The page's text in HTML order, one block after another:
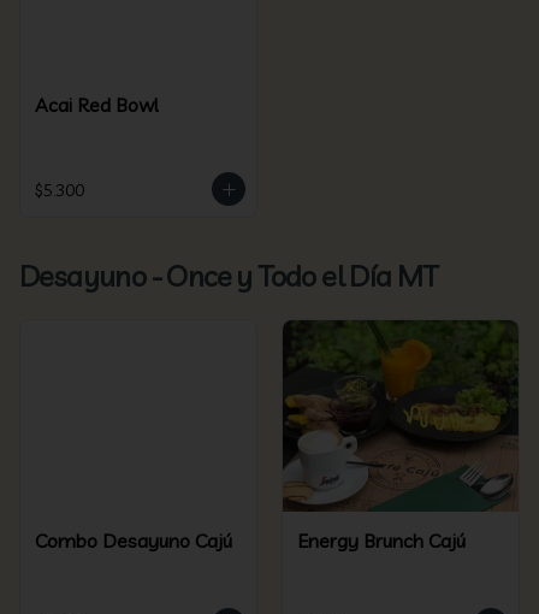
Acai Red Bowl
$5.300
Desayuno - Once y Todo el Día MT
Combo Desayuno Cajú Energy Brunch Cajú